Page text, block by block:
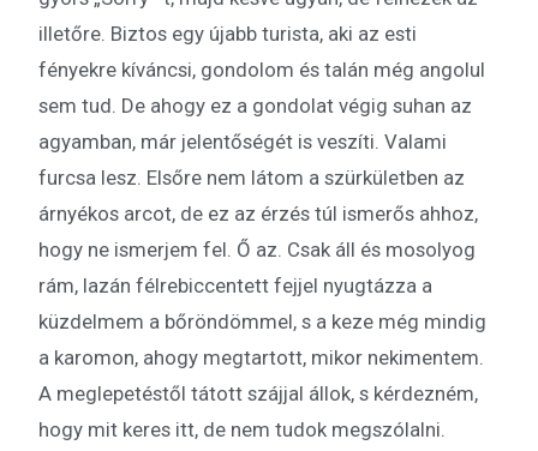
illetőre. Biztos egy újabb turista, aki az esti
fényekre kíváncsi, gondolom és talán még angolul
sem tud. De ahogy ez a gondolat végig suhan az
agyamban, már jelentőségét is veszíti. Valami
furcsa lesz. Elsőre nem látom a szürkületben az
árnyékos arcot, de ez az érzés túl ismerős ahhoz,
hogy ne ismerjem fel. Ő az. Csak áll és mosolyog
rám, lazán félrebiccentett fejjel nyugtázza a
küzdelmem a bőröndömmel, s a keze még mindig
a karomon, ahogy megtartott, mikor nekimentem.
A meglepetéstől tátott szájjal állok, s kérdezném,
hogy mit keres itt, de nem tudok megszólalni.